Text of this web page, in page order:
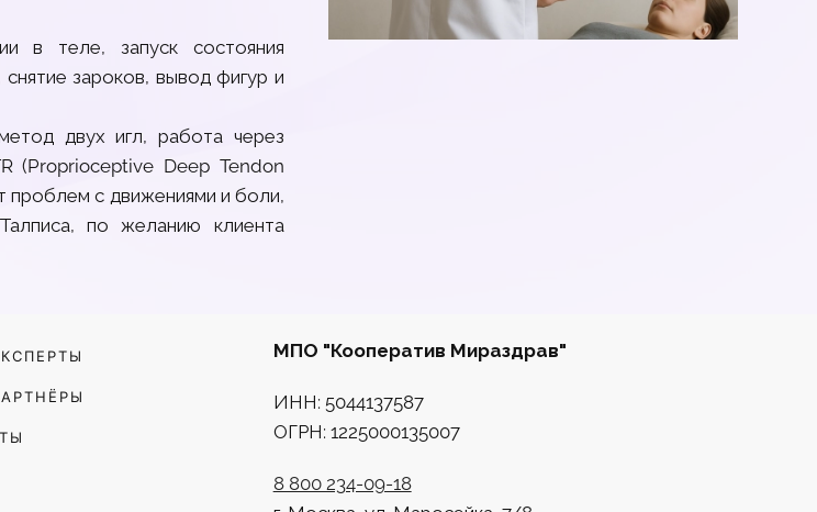
в теле, запуск состояния
зароков, вывод фигур и
двух игл, работа через
(Proprioceptive Deep Tendon
проблем с движениями и боли,
по желанию клиента
МПО "Кооператив Мираздрав"
ИНН: 5044137587
ОГРН: 1225000135007
8 800 234-09-18